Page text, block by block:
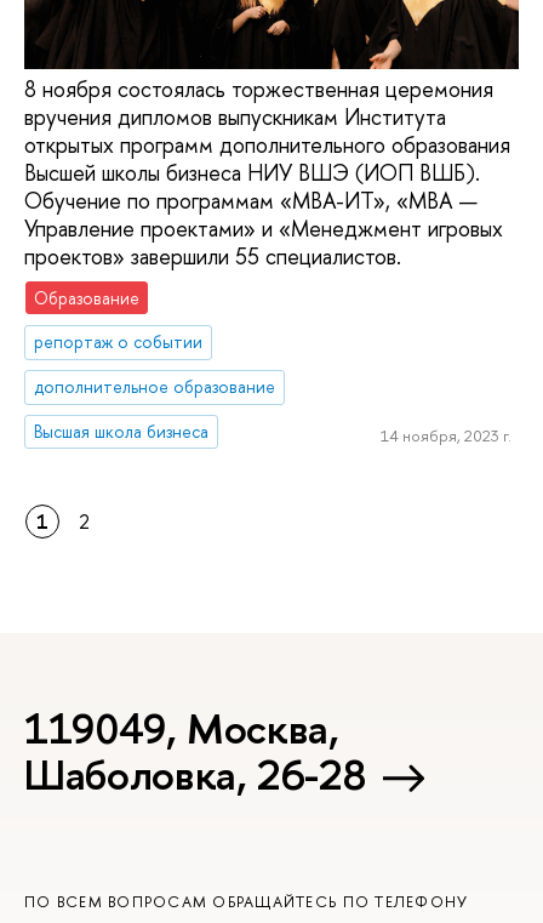
8 ноября состоялась торжественная церемония
вручения дипломов выпускникам Института
открытых программ дополнительного образования
Высшей школы бизнеса НИУ ВШЭ (ИОП ВШБ).
Обучение по программам «МВА-ИТ», «МВА —
Управление проектами» и «Менеджмент игровых
проектов» завершили 55 специалистов.
Образование
репортаж о событии
дополнительное образование
Высшая школа бизнеса
14 ноября, 2023 г.
1 2
119049, Москва,
Шаболовка, 26-28
ПО ВСЕМ ВОПРОСАМ ОБРАЩАЙТЕСЬ ПО ТЕЛЕФОНУ